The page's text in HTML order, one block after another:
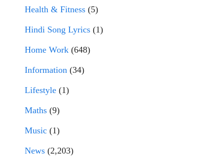
Health & Fitness (5)
Hindi Song Lyrics (1)
Home Work (648)
Information (34)
Lifestyle (1)
Maths (9)
Music (1)
News (2,203)